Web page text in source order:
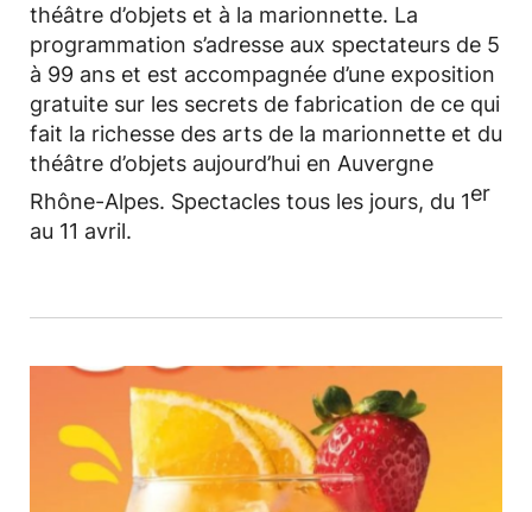
théâtre d’objets et à la marionnette. La
programmation s’adresse aux spectateurs de 5
à 99 ans et est accompagnée d’une exposition
gratuite sur les secrets de fabrication de ce qui
fait la richesse des arts de la marionnette et du
théâtre d’objets aujourd’hui en Auvergne
Rhône-Alpes. Spectacles tous les jours, du 1er
au 11 avril.